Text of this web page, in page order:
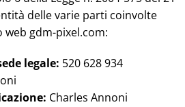
delle varie parti coinvolte
web gdm-pixel.com:
legale: 520 628 934
Charles Annoni